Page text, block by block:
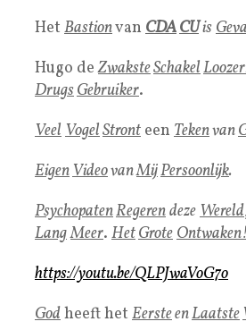
Het Bastionvan CDACUis
Hugo deZwaksteSchakel
DrugsGebruiker.
VeelVogelStront een Tekenvan
EigenVideovanMijPersoonlijk.
PsychopatenRegerendezeWereld
LangMeer. HetGrote
https://youtu.be/QLPJwaVoG7o
Godheeft het EersteenLaatste